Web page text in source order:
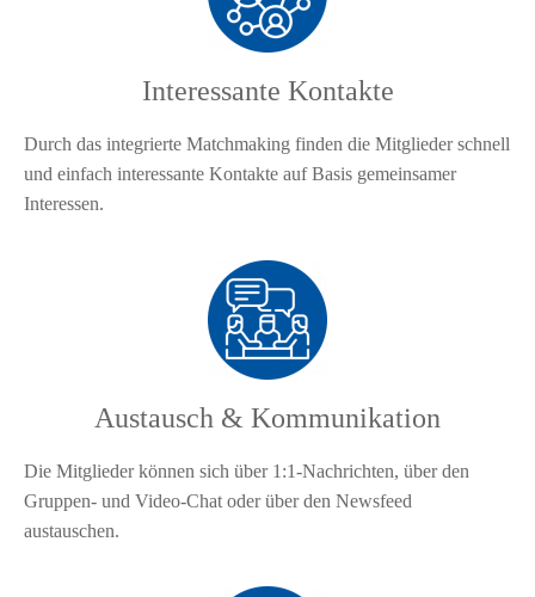
Interessante Kontakte
Durch das integrierte Matchmaking finden die Mitglieder schnell
und einfach interessante Kontakte auf Basis gemeinsamer
Interessen.
Austausch & Kommunikation
Die Mitglieder können sich über 1:1-Nachrichten, über den
Gruppen- und Video-Chat oder über den Newsfeed
austauschen.